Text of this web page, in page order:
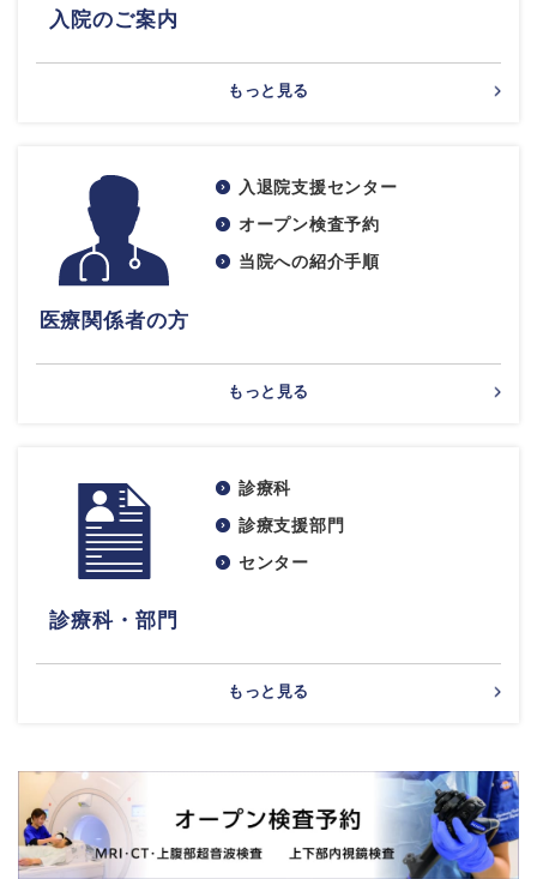
入院のご案内
もっと見る
医療関係者の方
入退院支援センター
オープン検査予約
当院への紹介手順
もっと見る
診療科・部門
診療科
診療支援部門
センター
もっと見る